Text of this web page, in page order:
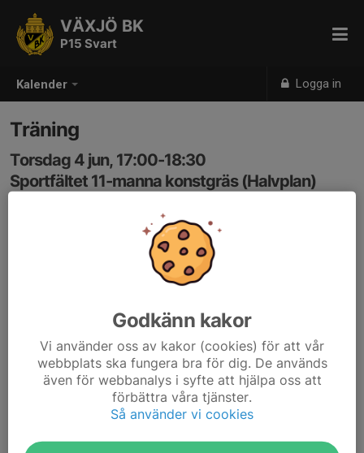
Kalender Logga in
VÄXJÖ BK
P15 Svart
Träning
Torsdag 4 jun, 17:00-18:30
Sportfältet 11-manna konstgräs (Halvplan)
Godkänn kakor
Vi använder oss av kakor (cookies) för att vår
webbplats ska fungera bra för dig. De används
även för webbanalys i syfte att hjälpa oss att
förbättra våra tjänster.
Så använder vi cookies